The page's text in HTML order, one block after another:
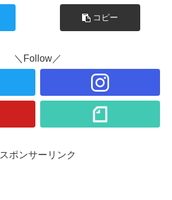
コピー
＼Follow／
スポンサーリンク